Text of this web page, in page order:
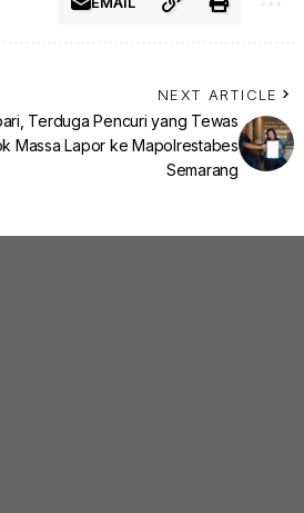
NEXT ARTICLE
Terduga Pencuri yang Tewas
Massa Lapor ke Mapolrestabes
Semarang